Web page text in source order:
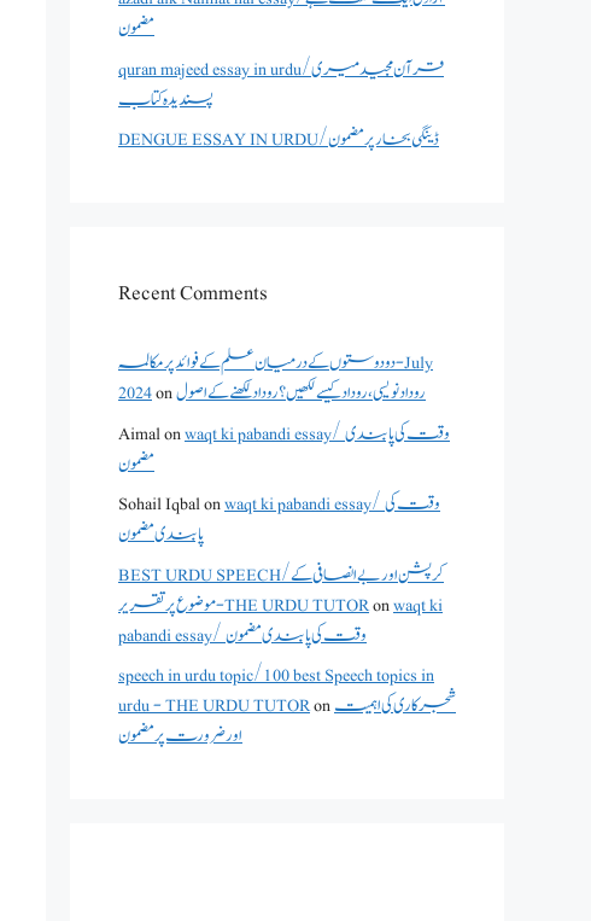
مضمون
quran majeed essay in urdu/قرآن مجید میری
پسندیدہ کتاب
DENGUE ESSAY IN URDU/ڈینگی بخار پر مضمون
Recent Comments
دو دوستوں کے درمیان علم کے فوائد پر مکالمہ - July
2024onروداد نویسی ،روداد کیسے لکھیں؟ روداد لکھنے کے اصول
Aimalonwaqt ki pabandi essay/ وقت کی پابندی
مضمون
Sohail Iqbalonwaqt ki pabandi essay/ وقت کی
پابندی مضمون
BEST URDU SPEECH/کرپشن اور بے انصافی کے
موضوع پر تقریر - THE URDU TUTORonwaqt ki
pabandi essay/ وقت کی پابندی مضمون
speech in urdu topic/100 best Speech topics in
urdu - THE URDU TUTORonشجرکاری کی اہمیت
اور ضرورت پر مضمون